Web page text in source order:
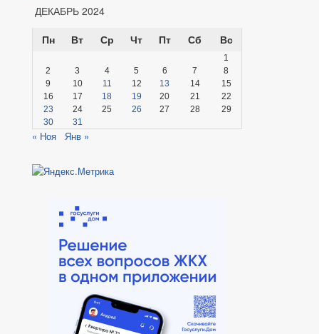
ДЕКАБРЬ 2024
Пн
Вт Ср Чт Пт Сб Вс
1
2
3 4 5 6 7
8
9
10 11 12 13 14
15
16
17 18 19 20 21
22
23
24 25 26 27 28
29
30
31
« Ноя Янв »